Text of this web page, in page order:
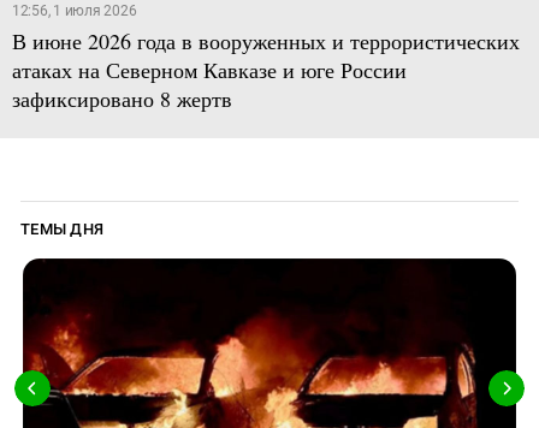
12:56, 1 июля 2026
В июне 2026 года в вооруженных и террористических
атаках на Северном Кавказе и юге России
зафиксировано 8 жертв
ТЕМЫ ДНЯ